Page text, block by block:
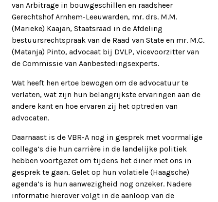
van Arbitrage in bouwgeschillen en raadsheer
Gerechtshof Arnhem-Leeuwarden, mr. drs. M.M.
(Marieke) Kaajan, Staatsraad in de Afdeling
bestuursrechtspraak van de Raad van State en mr. M.C.
(Matanja) Pinto, advocaat bij DVLP, vicevoorzitter van
de Commissie van Aanbestedingsexperts.
Wat heeft hen ertoe bewogen om de advocatuur te
verlaten, wat zijn hun belangrijkste ervaringen aan de
andere kant en hoe ervaren zij het optreden van
advocaten.
Daarnaast is de VBR-A nog in gesprek met voormalige
collega’s die hun carrière in de landelijke politiek
hebben voortgezet om tijdens het diner met ons in
gesprek te gaan. Gelet op hun volatiele (Haagsche)
agenda’s is hun aanwezigheid nog onzeker. Nadere
informatie hierover volgt in de aanloop van de